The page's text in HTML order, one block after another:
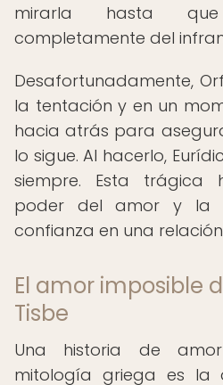
mirarla hasta
completamente del
Desafortunadamente,
la tentación y en un
hacia atrás para
lo sigue. Al hacerlo,
siempre. Esta trágica
poder del amor y la
confianza en una
El amor imposible
Tisbe
Una historia de
mitología griega es la